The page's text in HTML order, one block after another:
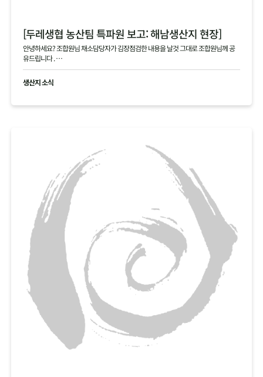
[두레생협 농산팀 특파원 보고: 해남생산지 현장]
안녕하세요? 조합원님 채소담당자가 김장점검한 내용을 날것 그대로 조합원님께 공
유드립니다 .
현재 생산지사진으로 김장생활재의 현황을 공유드립니다
생산지 소식